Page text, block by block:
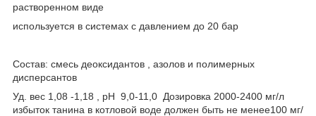
растворенном виде
используется в системах с давлением до 20 бар
Состав: смесь деоксидантов , азолов и полимерных
дисперсантов
Уд. вес 1,08 -1,18 , рН 9,0-11,0 Дозировка 2000-2400 мг/л
избыток танина в котловой воде должен быть не менее100 мг/